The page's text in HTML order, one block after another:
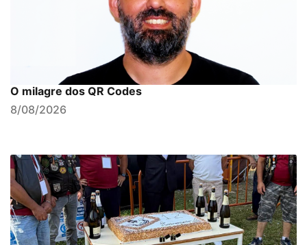
O milagre dos QR Codes
8/08/2026